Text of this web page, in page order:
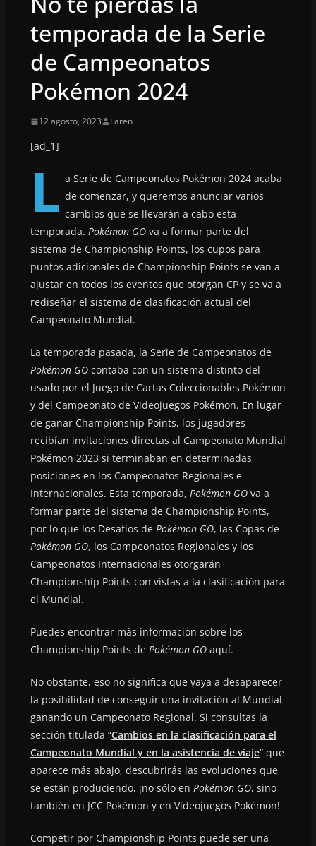
temporada de la Serie
de Campeonatos
Pokémon 2024
12 agosto, 2023 Laren
[ad_1]
L a Serie de Campeonatos Pokémon 2024 acaba
de comenzar, y queremos anunciar varios
cambios que se llevarán a cabo esta
temporada. Pokémon GOva a formar parte del
sistema de Championship Points, los cupos para
puntos adicionales de Championship Points se van a
ajustar en todos los eventos que otorgan CP y se va a
rediseñar el sistema de clasificación actual del
Campeonato Mundial.
La temporada pasada, la Serie de Campeonatos de
Pokémon GOcontaba con un sistema distinto del
usado por el Juego de Cartas Coleccionables Pokémon
y del Campeonato de Videojuegos Pokémon. En lugar
de ganar Championship Points, los jugadores
recibían invitaciones directas al Campeonato Mundial
Pokémon 2023 si terminaban en determinadas
posiciones en los Campeonatos Regionales e
Internacionales. Esta temporada, Pokémon GOva a
formar parte del sistema de Championship Points,
por lo que los Desafíos de Pokémon GO, las Copas de
Pokémon GO, los Campeonatos Regionales y los
Campeonatos Internacionales otorgarán
Championship Points con vistas a la clasificación para
el Mundial.
Puedes encontrar más información sobre los
Championship Points de Pokémon GOaquí.
No obstante, eso no significa que vaya a desaparecer
la posibilidad de conseguir una invitación al Mundial
ganando un Campeonato Regional. Si consultas la
sección titulada “Cambios en la clasificación para el
Campeonato Mundial y en la asistencia de viaje” que
aparece más abajo, descubrirás las evoluciones que
se están produciendo, ¡no sólo en Pokémon GO, sino
también en JCC Pokémon y en Videojuegos Pokémon!
Competir por Championship Points puede ser una